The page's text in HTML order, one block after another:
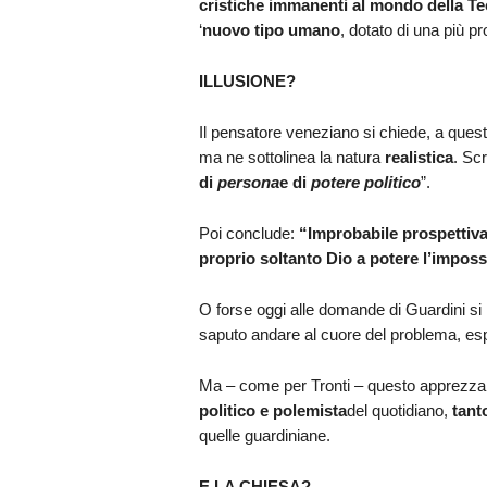
cristiche immanenti al mondo della
‘nuovo tipo umano, dotato di una più
ILLUSIONE?
Il pensatore veneziano si chiede, a
ma ne sottolinea la natura realistica.
di personae di potere politico”.
Poi conclude: “Improbabile
proprio soltanto Dio a potere
O forse oggi alle domande di Guardini
saputo andare al cuore del problema,
Ma – come per Tronti – questo
politico e polemistadel quotidiano,
quelle guardiniane.